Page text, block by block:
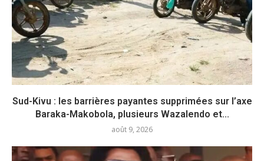
Sud-Kivu : les barrières payantes supprimées sur l’axe
Baraka-Makobola, plusieurs Wazalendo et...
août 9, 2026